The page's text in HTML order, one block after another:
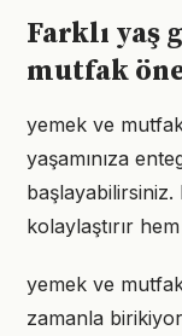
Farklı yaş
mutfak
yemek ve
yaşamınıza
kolaylaştırır
yemek ve
zamanla